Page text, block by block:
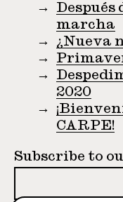
marcha
¿Nueva
2020
CARPE!
Subscribe to